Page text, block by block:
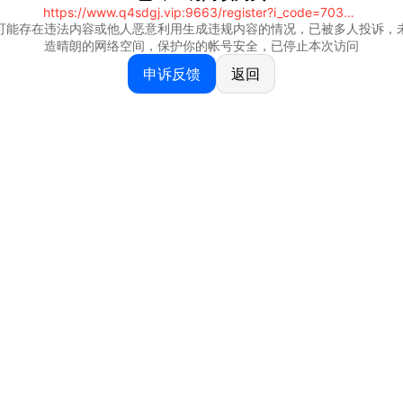
https://www.q4sdgj.vip:9663/register?i_code=70328081
能存在违法内容或他人恶意利用生成违规内容的情况，已被多人投诉，
造晴朗的网络空间，保护你的帐号安全，已停止本次访问
申诉反馈 返回